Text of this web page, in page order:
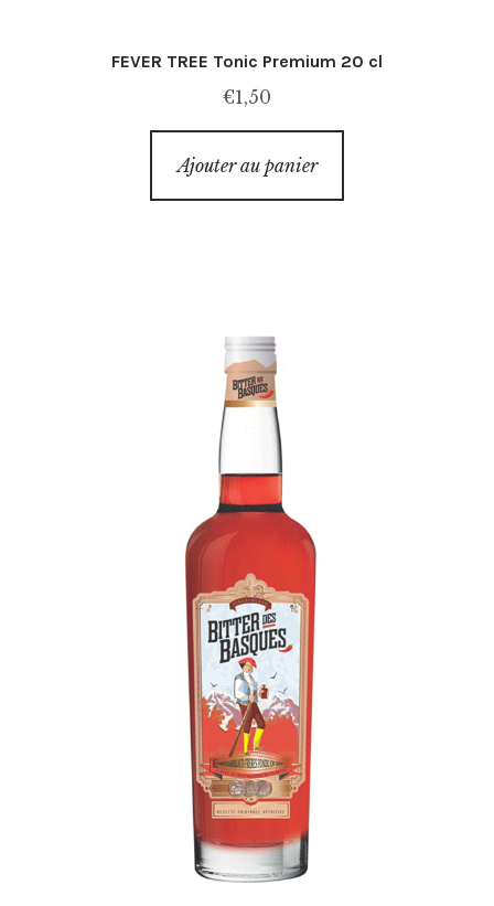
FEVER TREE Tonic Premium 20 cl
€1,50
Ajouter au panier